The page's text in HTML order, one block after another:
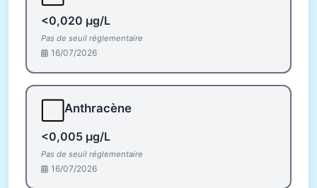
<0,020 µg/L
Pas de seuil réglementaire
16/07/2026
Anthracène
<0,005 µg/L
Pas de seuil réglementaire
16/07/2026